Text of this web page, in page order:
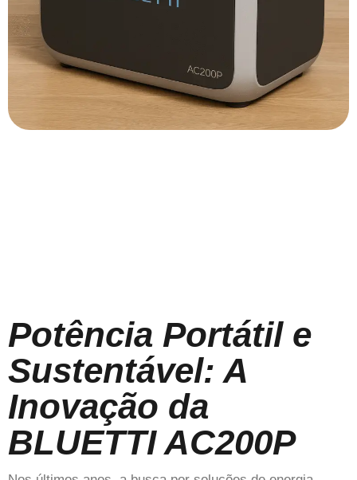
Potência Portátil e
Sustentável: A
Inovação da
BLUETTI AC200P